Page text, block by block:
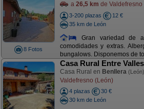
8 Fotos
a 26,5 km de Valdefresno
3-200 plazas
12 €
35 km de León
Gran variedad de
comodidades y extras.
bungalows. Disponemos de
Casa Rural Entre Valles
Casa Rural en Benllera (León)
Valdefresno (León)
4 plazas
30 €
30 km de León